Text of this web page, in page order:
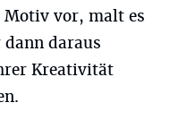
Motiv vor, malt es
dann daraus
Kreativität